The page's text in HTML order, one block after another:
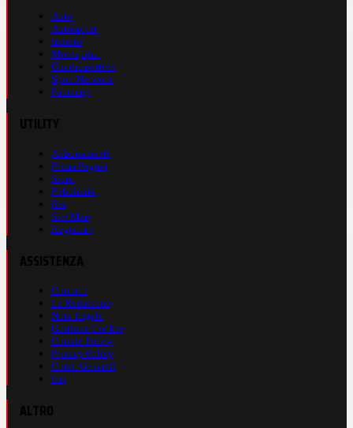
Auto
Autosprint
Inmoto
Motosprint
Guerinsportivo
Sport Network
Fantacup
Abbonamenti
Prima Pagina
Store
Pubblicità
Rss
Site Map
Registrati
Contatti
La Redazione
Nota Legale
Gestione Cookie
Cookie Policy
Privacy Policy
Cond. Generali
Faq